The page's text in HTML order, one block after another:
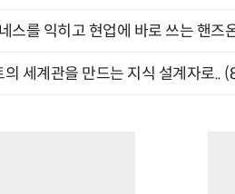
스를 익히고 현업에 바로 쓰는 핸즈
세계관을 만드는 지식 설계자로..